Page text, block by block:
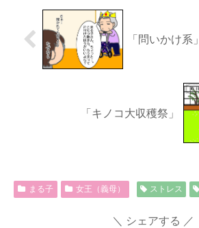
「問いかけ系」
「キノコ大収穫祭」
まる子 女王（義母） ストレス
シェアする